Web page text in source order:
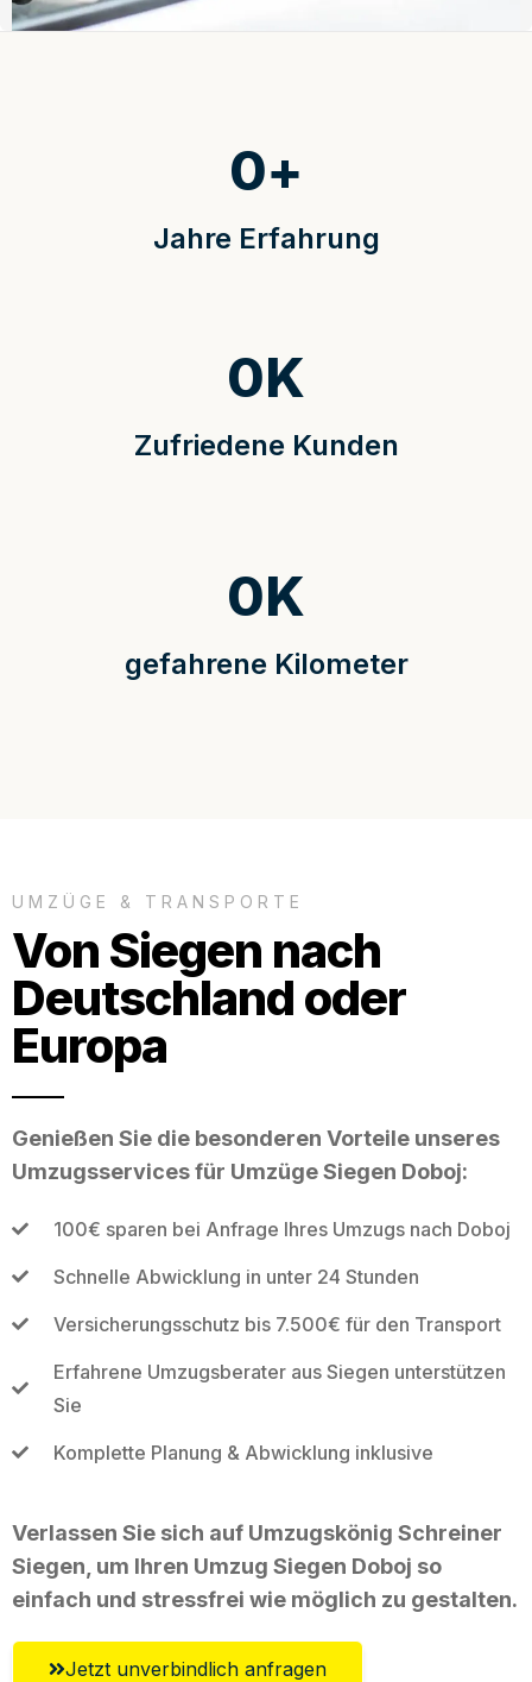
Jahre Erfahrung
0+
Zufriedene Kunden
0K
gefahrene Kilometer
0K
UMZÜGE & TRANSPORTE
Von Siegen nach
Deutschland oder
Europa
Genießen Sie die besonderen Vorteile unseres
Umzugsservices für Umzüge Siegen Doboj:
100€ sparen bei Anfrage Ihres Umzugs nach Doboj
Schnelle Abwicklung in unter 24 Stunden
Versicherungsschutz bis 7.500€ für den Transport
Erfahrene Umzugsberater aus Siegen unterstützen
Sie
Komplette Planung & Abwicklung inklusive
Verlassen Sie sich auf Umzugskönig Schreiner
Siegen, um Ihren Umzug Siegen Doboj so
einfach und stressfrei wie möglich zu gestalten.
Jetzt unverbindlich anfragen